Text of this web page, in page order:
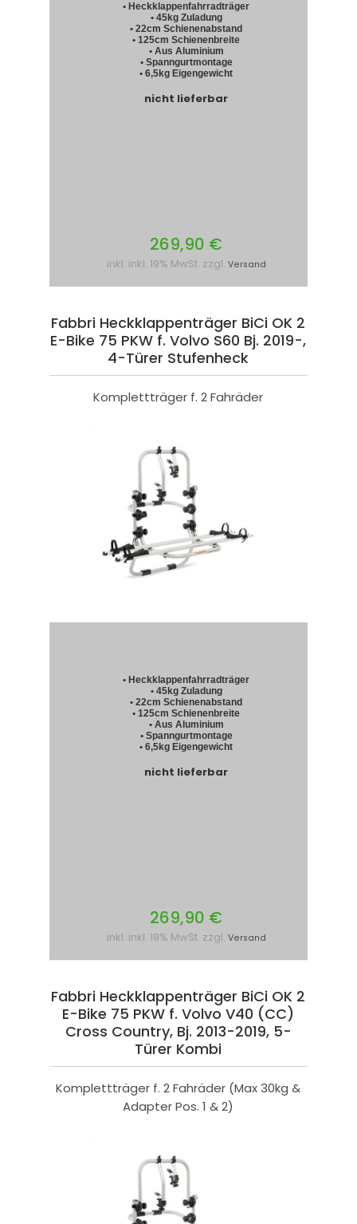
• Heckklappenfahrradträger
• 45kg Zuladung
• 22cm Schienenabstand
• 125cm Schienenbreite
• Aus Aluminium
• Spanngurtmontage
• 6,5kg Eigengewicht
nicht lieferbar
269,90 €
inkl. inkl. 19% MwSt. zzgl. Versand
Fabbri Heckklappenträger BiCi OK 2
E-Bike 75 PKW f. Volvo S60 Bj. 2019-,
4-Türer Stufenheck
Komplettträger f. 2 Fahräder
• Heckklappenfahrradträger
• 45kg Zuladung
• 22cm Schienenabstand
• 125cm Schienenbreite
• Aus Aluminium
• Spanngurtmontage
• 6,5kg Eigengewicht
nicht lieferbar
269,90 €
inkl. inkl. 19% MwSt. zzgl. Versand
Fabbri Heckklappenträger BiCi OK 2
E-Bike 75 PKW f. Volvo V40 (CC)
Cross Country, Bj. 2013-2019, 5-
Türer Kombi
Komplettträger f. 2 Fahräder (Max 30kg &
Adapter Pos. 1 & 2)